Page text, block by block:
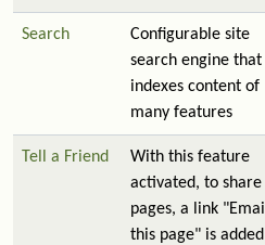
Search
Configurable site
search engine that
indexes content of
many features
Tell a Friend
With this feature
activated, to share
pages, a link "Email
this page" is added